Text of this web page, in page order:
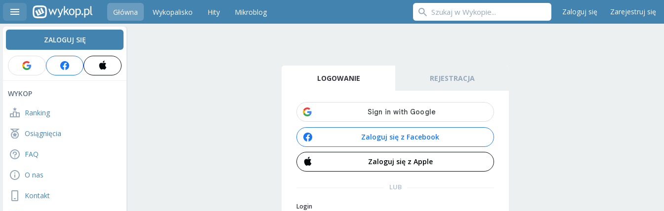
Główna Wykopalisko Hity Mikroblog Zaloguj się Zarejestruj się
ZALOGUJ SIĘ
WYKOP
Ranking
Osiągnięcia
FAQ
O nas
Kontakt
LOGOWANIE REJESTRACJA
Zaloguj się z Facebook
Zaloguj się z Apple
LUB
Login